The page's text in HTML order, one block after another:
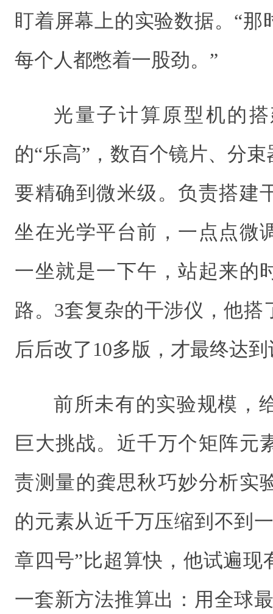
盯着屏幕上的实验数据。“
每个人都憋着一股劲。”
光量子计算原型机的
的“乐高”，数百个镜片、分
要精确到微米级。负责搭建
坐在光学平台前，一点点微
一坐就是一下午，站起来的
路。3套复杂的干涉仪，他搭
后后改了10多版，才最终达
前所未有的实验规模，
巨大挑战。近千万个矩阵元
责测量的龚思秋巧妙分析实
的元素从近千万压缩到不到
章四号”比超算快，他试遍现
一套新方法推算出：用全球